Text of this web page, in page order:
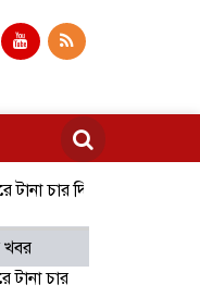
চার দিনের ছুটির সুবর্ণ সুযোগ
খবর
টানা চার